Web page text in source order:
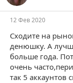
12 Фев 2020
Сходите на
денюшку. А
больше года.
очень
так 5 аккаунтов